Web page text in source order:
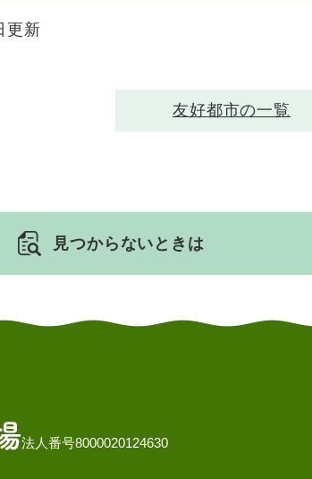
更新
友好都市の一覧
見つからないときは
法人番号8000020124630